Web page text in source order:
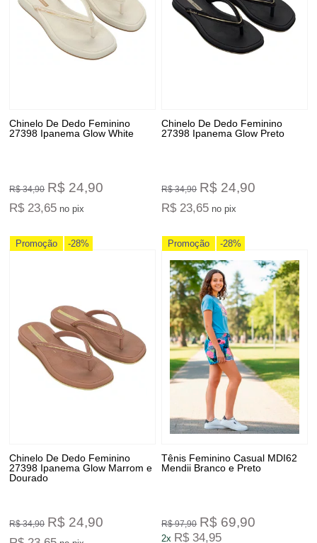
Chinelo De Dedo Feminino
27398 Ipanema Glow White
R$ 34,90 R$ 24,90
R$ 23,65 no pix
Chinelo De Dedo Feminino
27398 Ipanema Glow Preto
R$ 34,90 R$ 24,90
R$ 23,65 no pix
Promoção -28%
Chinelo De Dedo Feminino
27398 Ipanema Glow Marrom e
Dourado
R$ 34,90 R$ 24,90
Promoção -28%
Tênis Feminino Casual MDI62
Mendii Branco e Preto
R$ 97,90 R$ 69,90
2x R$ 34,95